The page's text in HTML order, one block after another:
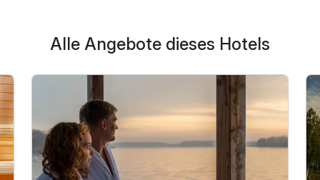
Alle Angebote dieses Hotels